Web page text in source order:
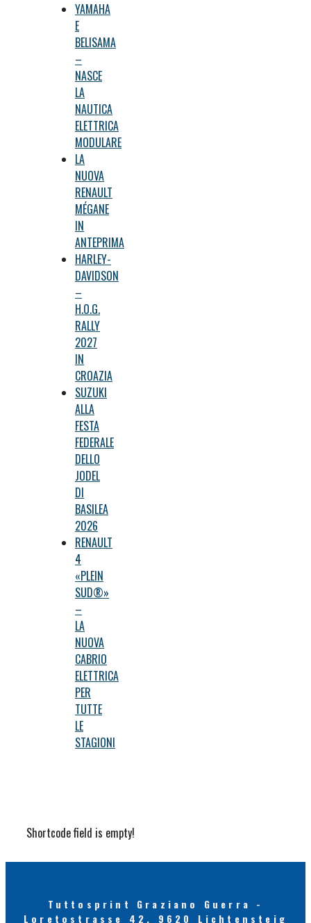
YAMAHA
E
BELISAMA
–
NASCE
LA
NAUTICA
ELETTRICA
MODULARE
LA
NUOVA
RENAULT
MÉGANE
IN
ANTEPRIMA
HARLEY-
DAVIDSON
–
H.O.G.
RALLY
2027
IN
CROAZIA
SUZUKI
ALLA
FESTA
FEDERALE
DELLO
JODEL
DI
BASILEA
2026
RENAULT
4
«PLEIN
SUD®»
–
LA
NUOVA
CABRIO
ELETTRICA
PER
TUTTE
LE
STAGIONI
Shortcode field is empty!
Tuttosprint Graziano Guerra -
Loretostrasse 42, 9620 Lichtensteig